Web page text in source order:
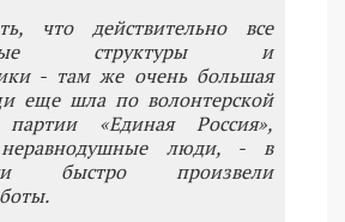
что действительно все
структуры и
- там же очень большая
еще шла по волонтерской
«Единая Россия»,
неравнодушные люди, - в
быстро произвели